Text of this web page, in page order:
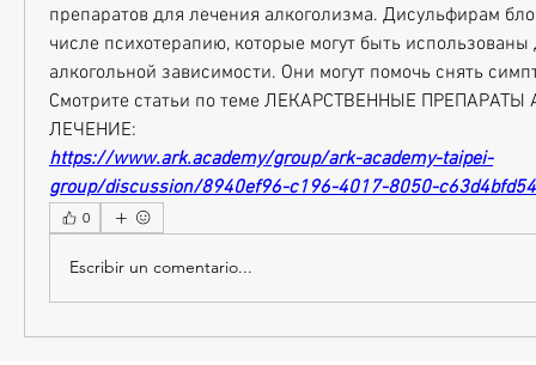
препаратов для лечения алкоголизма. Дисульфирам
числе психотерапию, которые могут быть
алкогольной зависимости. Они могут помочь снять
Смотрите статьи по теме ЛЕКАРСТВЕННЫЕ
ЛЕЧЕНИЕ:
https://www.ark.academy/group/ark-academy-taipei-
group/discussion/8940ef96-c196-4017-8050-
0
Escribir un comentario...